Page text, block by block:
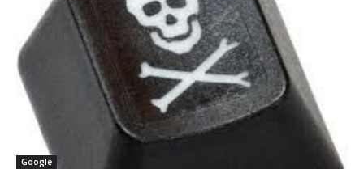
Google